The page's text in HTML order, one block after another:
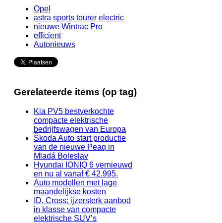
Opel
astra sports tourer electric
nieuwe Wintrac Pro
efficient
Autonieuws
Gerelateerde items (op tag)
Kia PV5 bestverkochte
compacte elektrische
bedrijfswagen van Europa
Škoda Auto start productie
van de nieuwe Peaq in
Mladá Boleslav
Hyundai IONIQ 6 vernieuwd
en nu al vanaf € 42.995.
Auto modellen met lage
maandelijkse kosten
ID. Cross: ijzersterk aanbod
in klasse van compacte
elektrische SUV’s